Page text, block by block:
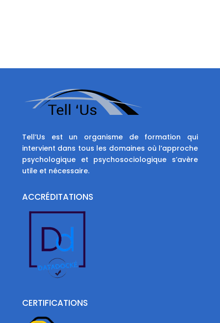
Tell’Us est un organisme de formation qui
intervient dans tous les domaines où l’approche
psychologique et psychosociologique s’avère
utile et nécessaire.
ACCRÉDITATIONS
CERTIFICATIONS